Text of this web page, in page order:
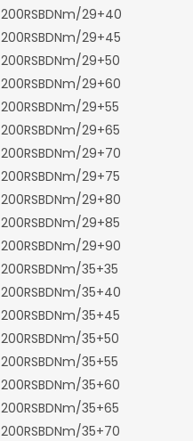
200RSBDNm/29+40
200RSBDNm/29+45
200RSBDNm/29+50
200RSBDNm/29+60
200RSBDNm/29+55
200RSBDNm/29+65
200RSBDNm/29+70
200RSBDNm/29+75
200RSBDNm/29+80
200RSBDNm/29+85
200RSBDNm/29+90
200RSBDNm/35+35
200RSBDNm/35+40
200RSBDNm/35+45
200RSBDNm/35+50
200RSBDNm/35+55
200RSBDNm/35+60
200RSBDNm/35+65
200RSBDNm/35+70